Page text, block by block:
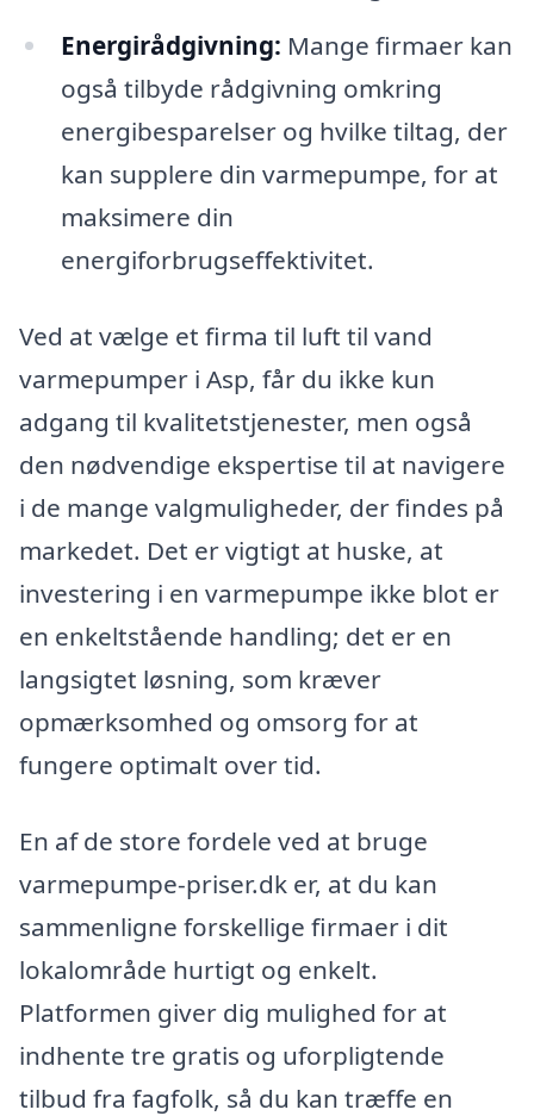
Energirådgivning: Mange firmaer kan
også tilbyde rådgivning omkring
energibesparelser og hvilke tiltag, der
kan supplere din varmepumpe, for at
maksimere din
energiforbrugseffektivitet.
Ved at vælge et firma til luft til vand
varmepumper i Asp, får du ikke kun
adgang til kvalitetstjenester, men også
den nødvendige ekspertise til at navigere
i de mange valgmuligheder, der findes på
markedet. Det er vigtigt at huske, at
investering i en varmepumpe ikke blot er
en enkeltstående handling; det er en
langsigtet løsning, som kræver
opmærksomhed og omsorg for at
fungere optimalt over tid.
En af de store fordele ved at bruge
varmepumpe-priser.dk er, at du kan
sammenligne forskellige firmaer i dit
lokalområde hurtigt og enkelt.
Platformen giver dig mulighed for at
indhente tre gratis og uforpligtende
tilbud fra fagfolk, så du kan træffe en